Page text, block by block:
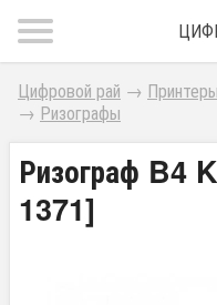
Цифровой рай →
→ Ризографы
Ризограф B4
1371]